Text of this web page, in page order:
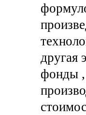
другая
фонды ,